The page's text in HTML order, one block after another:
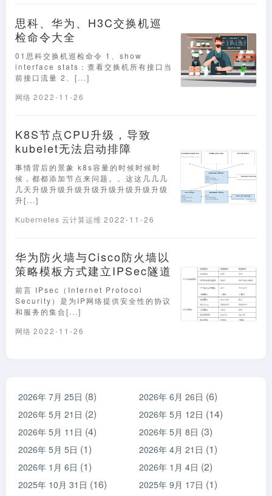
思科、华为、H3C交换机巡
检命令大全
01思科交换机巡检命令 1、show
interface stats：查看交换机所有接口当
前接口流量 2、[...]
网络 2022-11-26
K8S节点CPU升级，导致
kubelet无法启动排障
事情背后的景象 k8s容量的时候时候时
候，都都添加节点来问题。。这这几几几
几天升级升级升级升级升级升级升级升级
升[...]
Kubernetes 云计算运维 2022-11-26
华为防火墙与Cisco防火墙以
策略模板方式建立IPSec隧道
前言 IPsec（Internet Protocol
Security）是为IP网络提供安全性的协议
和服务的集合[...]
网络 2022-11-26
2026年 7月 25日 (8) 2026年 6月 26日 (6)
2026年 5月 21日 (2) 2026年 5月 12日 (14)
2026年 5月 11日 (4) 2026年 5月 8日 (3)
2026年 5月 5日 (1) 2026年 4月 21日 (1)
2026年 1月 6日 (1) 2026年 1月 4日 (2)
2025年 10月 31日 (16) 2025年 9月 17日 (1)